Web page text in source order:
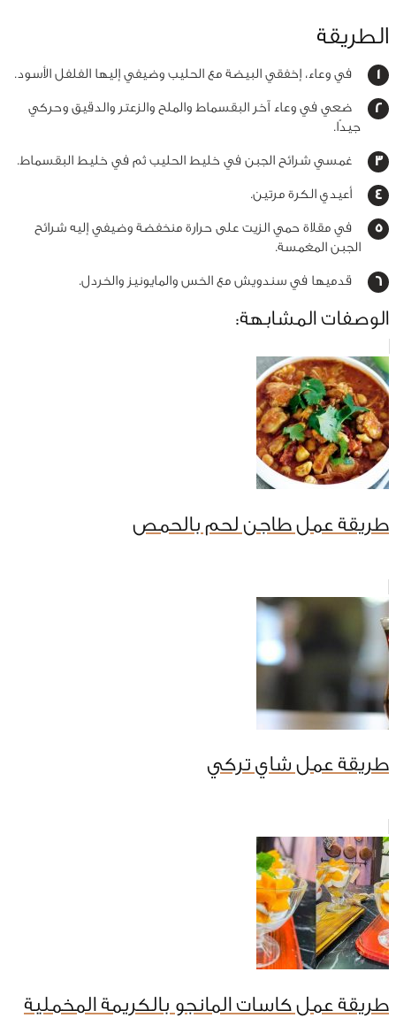
الطريقة
في وعاء، إخفقي البيضة مع الحليب وضيفي إليها الفلفل الأسود.
ضعي في وعاء آخر البقسماط والملح والزعتر والدقيق وحركي
جيدًا.
غمسي شرائح الجبن في خليط الحليب ثم في خليط البقسماط.
أعيدي الكرة مرتين.
في مقلاة حمي الزيت على حرارة منخفضة وضيفي إليه شرائح
الجبن المغمسة.
قدميها في سندويش مع الخس والمايونيز والخردل.
الوصفات المشابهة:
طريقة عمل طاجن لحم بالحمص
طريقة عمل شاي تركي
طريقة عمل كاسات المانجو بالكريمة المخملية